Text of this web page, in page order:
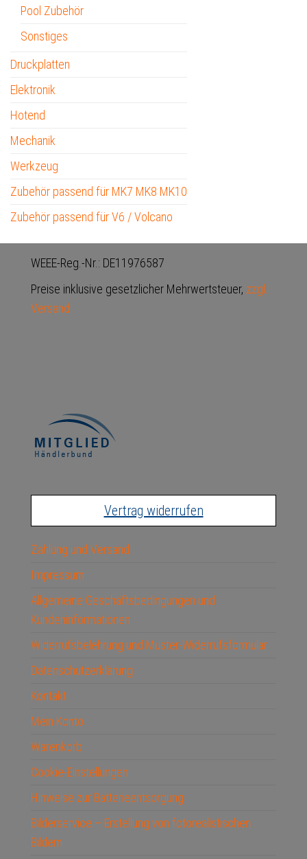
Pool Zubehör
Sonstiges
Druckplatten
Elektronik
Hotend
Mechanik
Werkzeug
Zubehör passend für MK7 MK8 MK10
Zubehör passend für V6 / Volcano
WEEE-Reg.-Nr.: DE11976587
Preise inklusive gesetzlicher Mehrwertsteuer, zzgl.
Versand
Vertrag widerrufen
Zahlung und Versand
Impressum
Allgemeine Geschäftsbedingungen und
Kundeninformationen
Widerrufsbelehrung und Muster-Widerrufsformular
Datenschutzerklärung
Kontakt
Mein Konto
Warenkorb
Cookie-Einstellungen
Hinweise zur Batterieentsorgung
Bilderservice – Erstellung von fotorealistischen
Bildern